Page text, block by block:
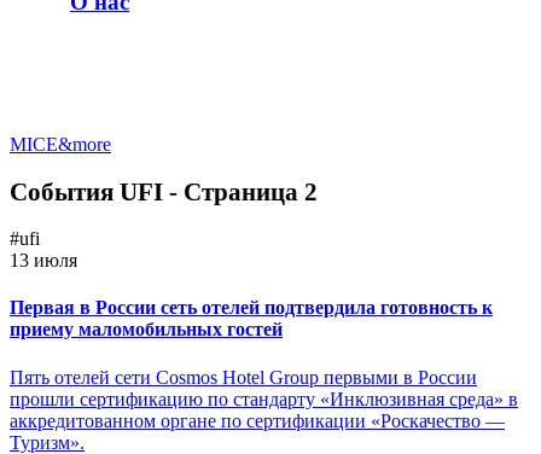
MICE&more
События UFI - Страница 2
#ufi
13 июля
Первая в России сеть отелей подтвердила готовность к
приему маломобильных гостей
Пять отелей сети Cosmos Hotel Group первыми в России
прошли сертификацию по стандарту «Инклюзивная среда» в
аккредитованном органе по сертификации «Роскачество —
Туризм».